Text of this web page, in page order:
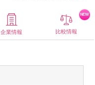
企業情報 比較情報
NEW